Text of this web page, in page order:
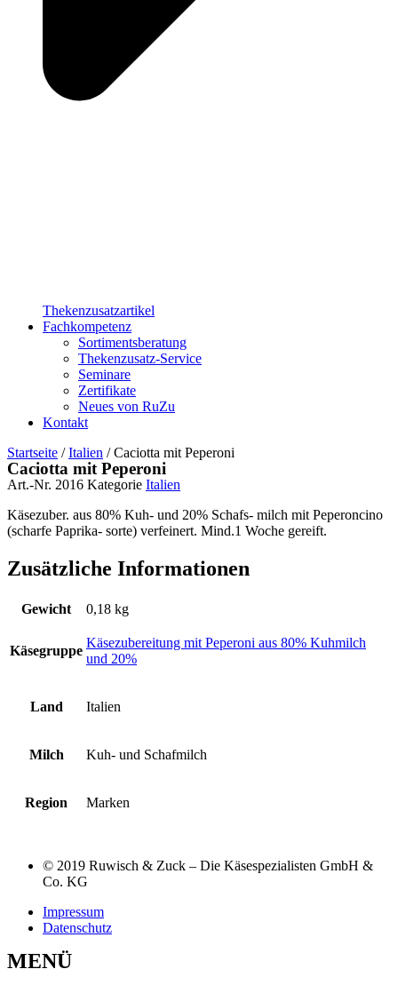
Thekenzusatzartikel
Fachkompetenz
Sortimentsberatung
Thekenzusatz-Service
Seminare
Zertifikate
Neues von RuZu
Kontakt
Startseite /Italien / Caciotta mit Peperoni
Caciotta mit Peperoni
Art.-Nr. 2016 Kategorie Italien
Käsezuber. aus 80% Kuh- und 20% Schafs- milch mit Peperoncino
(scharfe Paprika- sorte) verfeinert. Mind.1 Woche gereift.
Zusätzliche Informationen
Gewicht 0,18 kg
Käsegruppe
Käsezubereitung mit Peperoni aus 80% Kuhmilch
und 20%
Land Italien
Milch Kuh- und Schafmilch
Region Marken
© 2019 Ruwisch & Zuck – Die Käsespezialisten GmbH &
Co. KG
Impressum
Datenschutz
MENÜ